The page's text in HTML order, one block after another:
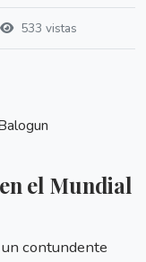
533 vistas
el Mundial
contundente